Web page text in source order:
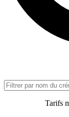
Tarifs